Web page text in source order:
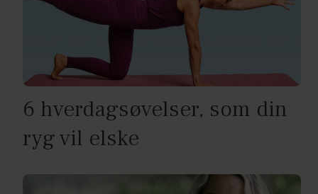
6 hverdagsøvelser, som din
ryg vil elske